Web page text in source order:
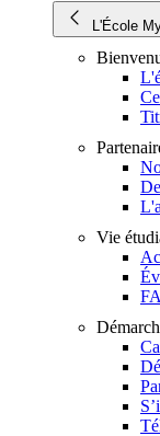
L'École
Vie